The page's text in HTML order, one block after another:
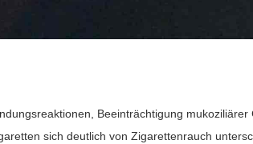
Beeinträchtigung mukoziliärer
sich deutlich von Zigarettenrauch